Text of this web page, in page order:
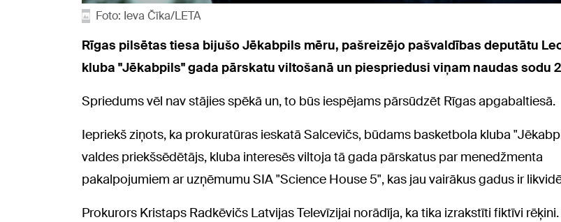
Foto: Ieva Čīka/LETA
Rīgas pilsētas tiesa bijušo Jēkabpils mēru, pašreizējo pašvaldības deputātu
kluba "Jēkabpils" gada pārskatu viltošanā un piespriedusi viņam naudas sodu
Spriedums vēl nav stājies spēkā un, to būs iespējams pārsūdzēt Rīgas apgabaltiesā.
Iepriekš ziņots, ka prokuratūras ieskatā Salcevičs, būdams basketbola kluba
valdes priekšsēdētājs, kluba interesēs viltoja tā gada pārskatus par menedžmenta
pakalpojumiem ar uzņēmumu SIA "Science House 5", kas jau vairākus gadus ir
Prokurors Kristaps Radkēvičs Latvijas Televīzijai norādīja, ka tika izrakstīti fiktīvi rēķini.